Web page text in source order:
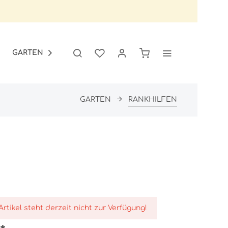
SALE

GARTEN RANKHILFEN
steht derzeit nicht zur Verfügung!